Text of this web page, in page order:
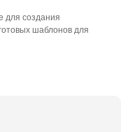
для создания
шаблонов для